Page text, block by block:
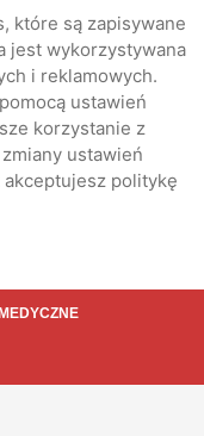
które są zapisywane
jest wykorzystywana
i reklamowych.
ustawień
korzystanie z
ustawień
politykę